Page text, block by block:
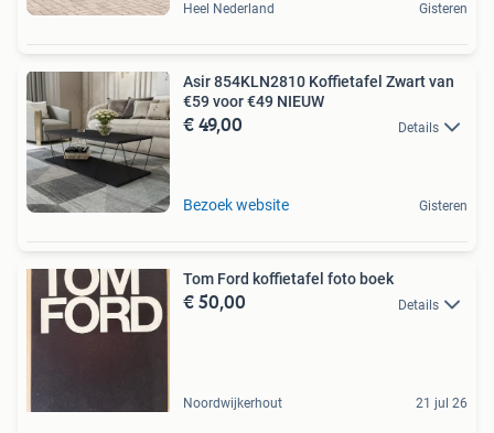
Heel Nederland Gisteren
Asir 854KLN2810 Koffietafel Zwart van
€59 voor €49 NIEUW
€ 49,00 Details
Bezoek website Gisteren
Tom Ford koffietafel foto boek
€ 50,00 Details
Noordwijkerhout 21 jul 26